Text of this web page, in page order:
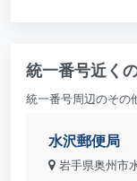
統一番号近く
統一番号周辺のその
水沢郵便局
岩手県奥州市